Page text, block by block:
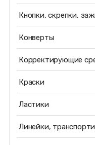
Кнопки, скрепки,
Конверты
Корректирующие
Краски
Ластики
Линейки,